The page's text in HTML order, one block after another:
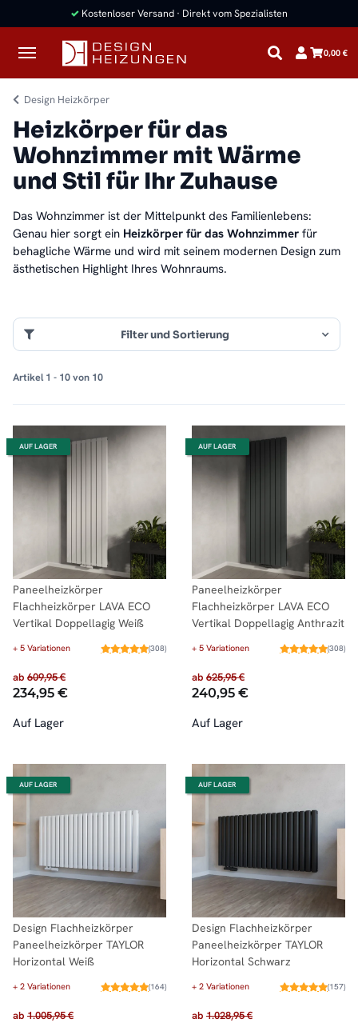
✓ Kostenloser Versand · Direkt vom Spezialisten
0,00 €
Design Heizkörper
Heizkörper für das
Wohnzimmer mit Wärme
und Stil für Ihr Zuhause
Das Wohnzimmer ist der Mittelpunkt des Familienlebens:
Genau hier sorgt ein Heizkörper für das Wohnzimmer für
behagliche Wärme und wird mit seinem modernen Design zum
ästhetischen Highlight Ihres Wohnraums.
Filter und Sortierung
Artikel 1 - 10 von 10
AUF LAGER
Paneelheizkörper
Flachheizkörper LAVA ECO
Vertikal Doppellagig Weiß
+ 5 Variationen (308)
ab 609,95 €
234,95 €
Auf Lager
AUF LAGER
Paneelheizkörper
Flachheizkörper LAVA ECO
Vertikal Doppellagig Anthrazit
+ 5 Variationen (308)
ab 625,95 €
240,95 €
Auf Lager
AUF LAGER
Design Flachheizkörper
Paneelheizkörper TAYLOR
Horizontal Weiß
+ 2 Variationen (164)
ab 1.005,95 €
AUF LAGER
Design Flachheizkörper
Paneelheizkörper TAYLOR
Horizontal Schwarz
+ 2 Variationen (157)
ab 1.028,95 €